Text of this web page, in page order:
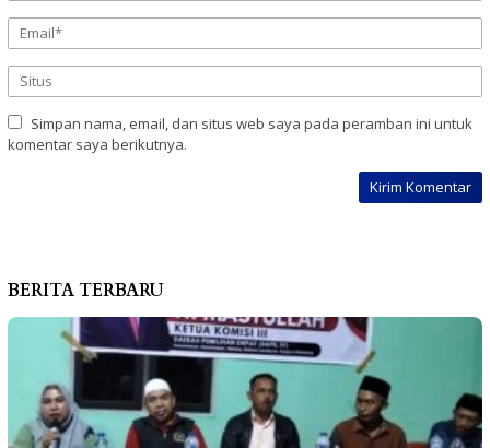
Simpan nama, email, dan situs web saya pada peramban ini untuk
komentar saya berikutnya.
BERITA TERBARU